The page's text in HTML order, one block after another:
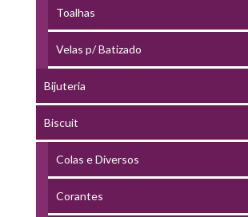
Toalhas
Velas p/ Batizado
Bijuteria
Biscuit
Colas e Diversos
Corantes